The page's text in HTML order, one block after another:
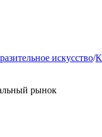
искусство/
рынок